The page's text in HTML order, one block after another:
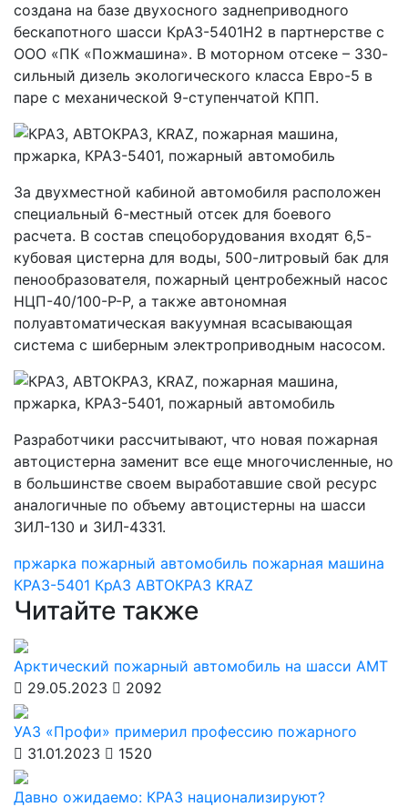
создана на базе двухосного заднеприводного
бескапотного шасси КрАЗ-5401Н2 в партнерстве с
ООО «ПК «Пожмашина». В моторном отсеке – 330-
сильный дизель экологического класса Eвро-5 в
паре с механической 9-ступенчатой КПП.
За двухместной кабиной автомобиля расположен
специальный 6-местный отсек для боевого
расчета. В состав спецоборудования входят 6,5-
кубовая цистерна для воды, 500-литровый бак для
пенообразователя, пожарный центробежный насос
НЦП-40/100-Р-Р, а также автономная
полуавтоматическая вакуумная всасывающая
система с шиберным электроприводным насосом.
Разработчики рассчитывают, что новая пожарная
автоцистерна заменит все еще многочисленные, но
в большинстве своем выработавшие свой ресурс
аналогичные по объему автоцистерны на шасси
ЗИЛ-130 и ЗИЛ-4331.
пржарка пожарный автомобиль пожарная машина
КРАЗ-5401 КрАЗ АВТОКРАЗ KRAZ
Читайте также
Арктический пожарный автомобиль на шасси АМТ
29.05.2023
2092
УАЗ «Профи» примерил профессию пожарного
31.01.2023
1520
Давно ожидаемо: КРАЗ национализируют?